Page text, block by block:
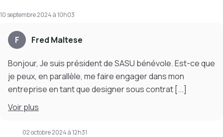
10 septembre 2024 à 10h03
F Fred Maltese
Bonjour, Je suis président de SASU bénévole. Est-ce que
je peux, en parallèle, me faire engager dans mon
entreprise en tant que designer sous contrat [...]
Voirplus
02 octobre 2024 à 12h31